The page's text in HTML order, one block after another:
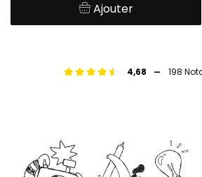
Ajouter
4,68 - 198